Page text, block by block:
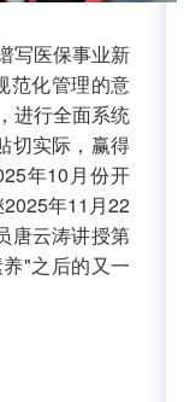
写医保事业新
范化管理的意
进行全面系统
切实际，赢得
年10月份开
年11月22
唐云涛讲授第
"之后的又一